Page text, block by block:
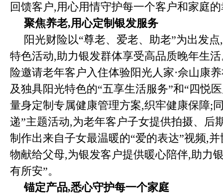
回馈客户,用心用情守护每一个客户和家庭
聚焦养老,用心定制银发服务
阳光财险以“尊老、爱老、助老”为出发
特色活动,助力银发群体享受高品质晚年生
险邀请老年客户入住体验阳光人家·佘山康
及独具阳光特色的“五享生活服务”和“四悦
量身定制专属健康管理方案,织牢健康保障;
递”主题活动,为老年客户子女提供拍摄、后
制作出来自子女最温暖的“爱的表达”视频,
物献给父母,为银发客户提供暖心陪伴,助力
有所安”。
锚定产品,悉心守护每一个家庭